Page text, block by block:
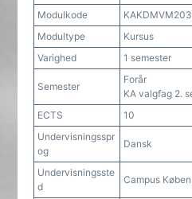
Modulkode
Modultype
Kursus
Varighed
1 semester
Semester
Forår
KA valgfag 2.
ECTS
10
Undervisningsspr
og
Dansk
Undervisningsste
d
Campus